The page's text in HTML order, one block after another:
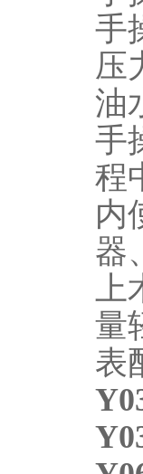
手
压
油
手
程
内
器
上
量
表